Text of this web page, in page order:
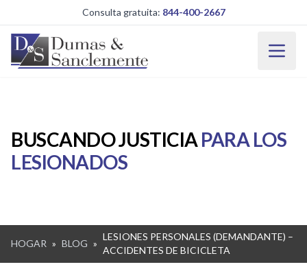
Saltar al contenido principal
Consulta gratuita: 844-400-2667
BUSCANDO JUSTICIAPARA LOS
LESIONADOS
HOGAR » BLOG »
LESIONES PERSONALES (DEMANDANTE) –
ACCIDENTES DE BICICLETA